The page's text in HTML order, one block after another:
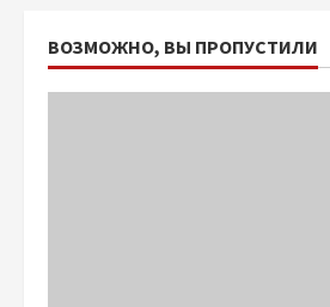
ВОЗМОЖНО, ВЫ ПРОПУСТИЛИ